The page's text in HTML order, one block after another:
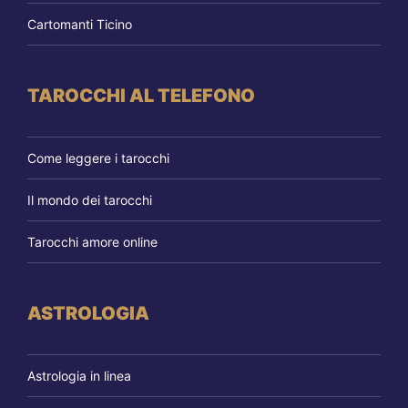
Cartomanti Ticino
TAROCCHI AL TELEFONO
Come leggere i tarocchi
Il mondo dei tarocchi
Tarocchi amore online
ASTROLOGIA
Astrologia in linea